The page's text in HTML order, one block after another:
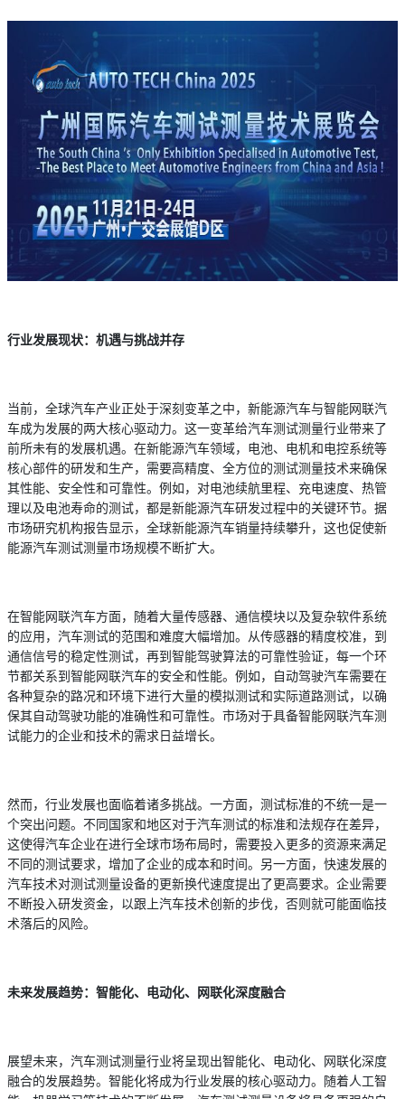
行业发展现状：机遇与挑战并存
当前，全球汽车产业正处于深刻变革之中，新能源汽车与智能网联汽
车成为发展的两大核心驱动力。这一变革给汽车测试测量行业带来了
前所未有的发展机遇。在新能源汽车领域，电池、电机和电控系统等
核心部件的研发和生产，需要高精度、全方位的测试测量技术来确保
其性能、安全性和可靠性。例如，对电池续航里程、充电速度、热管
理以及电池寿命的测试，都是新能源汽车研发过程中的关键环节。据
市场研究机构报告显示，全球新能源汽车销量持续攀升，这也促使新
能源汽车测试测量市场规模不断扩大。
在智能网联汽车方面，随着大量传感器、通信模块以及复杂软件系统
的应用，汽车测试的范围和难度大幅增加。从传感器的精度校准，到
通信信号的稳定性测试，再到智能驾驶算法的可靠性验证，每一个环
节都关系到智能网联汽车的安全和性能。例如，自动驾驶汽车需要在
各种复杂的路况和环境下进行大量的模拟测试和实际道路测试，以确
保其自动驾驶功能的准确性和可靠性。市场对于具备智能网联汽车测
试能力的企业和技术的需求日益增长。
然而，行业发展也面临着诸多挑战。一方面，测试标准的不统一是一
个突出问题。不同国家和地区对于汽车测试的标准和法规存在差异，
这使得汽车企业在进行全球市场布局时，需要投入更多的资源来满足
不同的测试要求，增加了企业的成本和时间。另一方面，快速发展的
汽车技术对测试测量设备的更新换代速度提出了更高要求。企业需要
不断投入研发资金，以跟上汽车技术创新的步伐，否则就可能面临技
术落后的风险。
未来发展趋势：智能化、电动化、网联化深度融合
展望未来，汽车测试测量行业将呈现出智能化、电动化、网联化深度
融合的发展趋势。智能化将成为行业发展的核心驱动力。随着人工智